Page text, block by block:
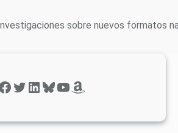
sobre nuevos formatos
Facebook Twitter LinkedIn Bluesky YouTube Amazon